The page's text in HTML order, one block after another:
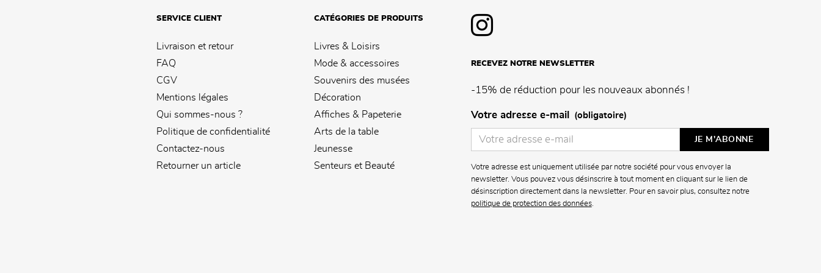
SERVICE CLIENT
Livraison et retour
FAQ
CGV
Mentions légales
Qui sommes-nous ?
Politique de confidentialité
Contactez-nous
Retourner un article
CATÉGORIES DE PRODUITS
Livres & Loisirs
Mode & accessoires
Souvenirs des musées
Décoration
Affiches & Papeterie
Arts de la table
Jeunesse
Senteurs et Beauté
RECEVEZ NOTRE NEWSLETTER
-15% de réduction pour les nouveaux abonnés !
Votre adresse e-mail (obligatoire)
Votre adresse est uniquement utilisée par notre société pour vous envoyer la
newsletter. Vous pouvez vous désinscrire à tout moment en cliquant sur le lien de
désinscription directement dans la newsletter. Pour en savoir plus, consultez notre
politique de protection des données.